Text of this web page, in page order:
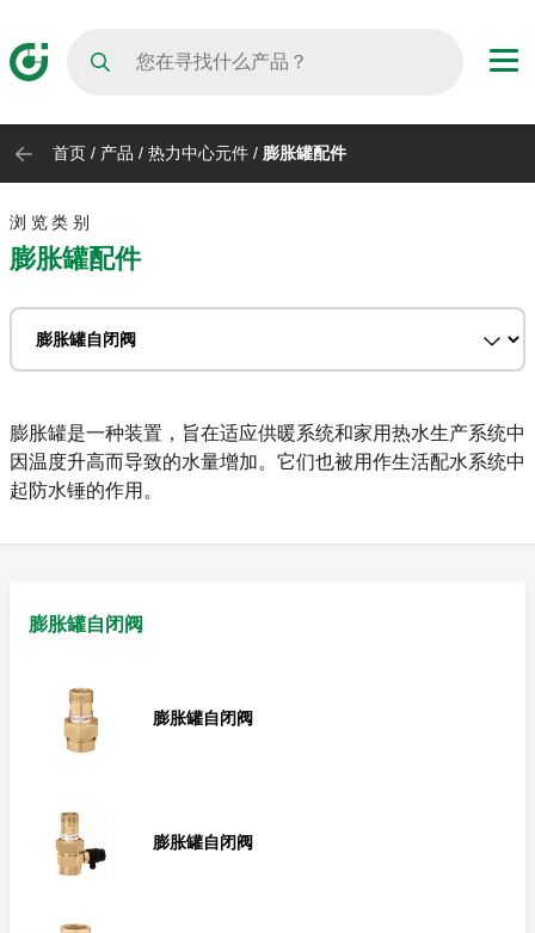
首页 / 产品 / 热力中心元件 / 膨胀罐配件
浏览类别
膨胀罐配件
膨胀罐是一种装置，旨在适应供暖系统和家用热水生产系统中
因温度升高而导致的水量增加。它们也被用作生活配水系统中
起防水锤的作用。
膨胀罐自闭阀
膨胀罐自闭阀
膨胀罐自闭阀